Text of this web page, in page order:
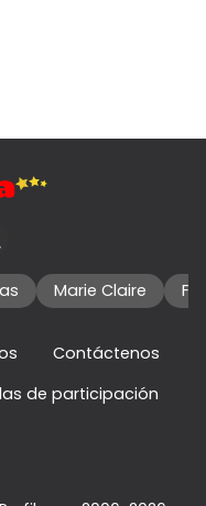
Marie Claire
Contáctenos
de participación